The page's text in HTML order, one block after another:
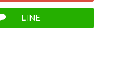
LINE